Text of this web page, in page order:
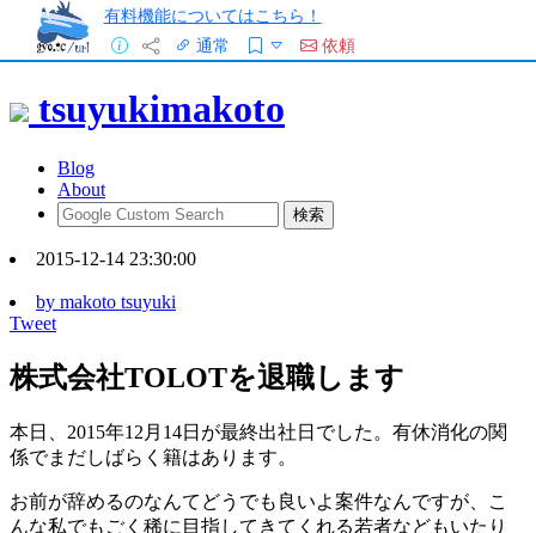
有料機能についてはこちら！
通常
依頼